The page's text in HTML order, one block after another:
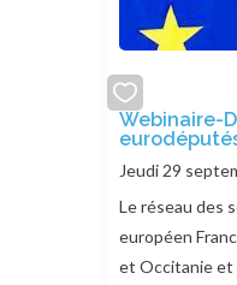
add
or
remove
Webinaire-
Jeudi 29
Le réseau des
européen
et Occitanie et